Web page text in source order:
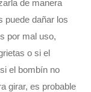
de manera
puede dañar los
por mal uso,
o si el
el bombín no
girar, es probable